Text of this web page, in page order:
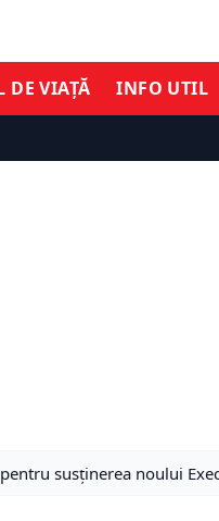
DE VIAȚĂ INFO UTIL
susținerea noului